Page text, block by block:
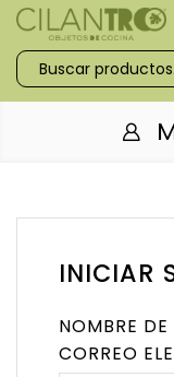
INICIAR
NOMBRE
CORREO